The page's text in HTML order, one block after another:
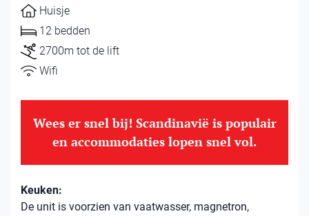
Huisje
12 bedden
2700m tot de lift
Wifi
Wees er snel bij! Scandinavië is populair
en accommodaties lopen snel vol.
Keuken:
De unit is voorzien van vaatwasser, magnetron,